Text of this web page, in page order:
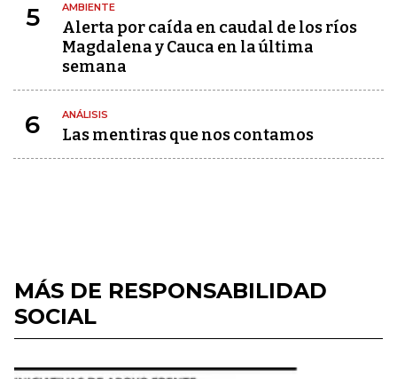
5 AMBIENTE
Alerta por caída en caudal de los ríos
Magdalena y Cauca en la última
semana
6 ANÁLISIS
Las mentiras que nos contamos
MÁS DE RESPONSABILIDAD
SOCIAL